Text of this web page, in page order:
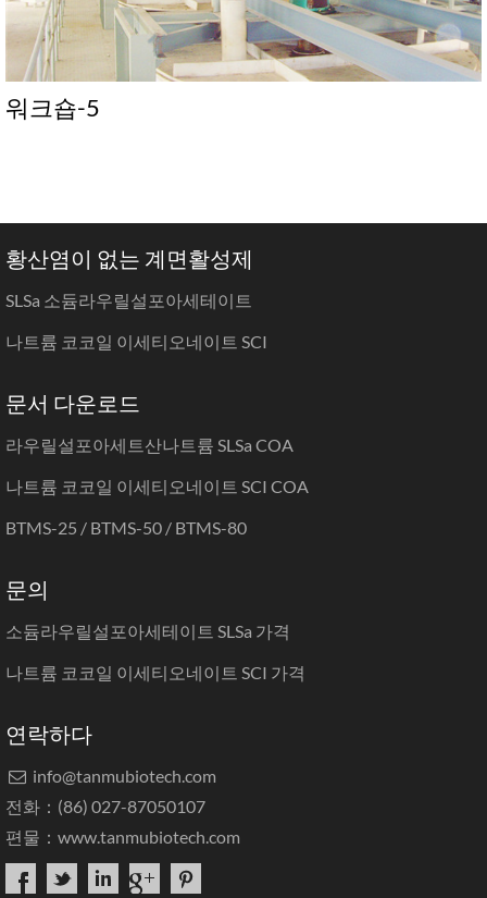
워크숍-5
황산염이 없는 계면활성제
SLSa 소듐라우릴설포아세테이트
나트륨 코코일 이세티오네이트 SCI
문서 다운로드
라우릴설포아세트산나트륨 SLSa COA
나트륨 코코일 이세티오네이트 SCI COA
BTMS-25 / BTMS-50 / BTMS-80
문의
소듐라우릴설포아세테이트 SLSa 가격
나트륨 코코일 이세티오네이트 SCI 가격
연락하다
 info@tanmubiotech.com
전화：(86) 027-87050107
편물： www.tanmubiotech.com